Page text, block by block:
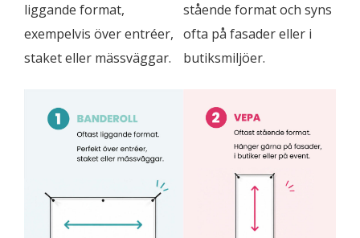
liggande format,
exempelvis över entréer,
staket eller mässväggar.
stående format och syns
ofta på fasader eller i
butiksmiljöer.